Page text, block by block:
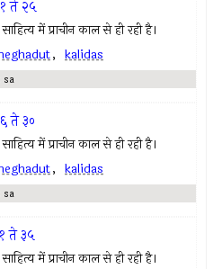
ते २५
में प्राचीन काल से ही रही है।
, kalidas
sa
ते ३०
में प्राचीन काल से ही रही है।
, kalidas
sa
ते ३५
में प्राचीन काल से ही रही है।